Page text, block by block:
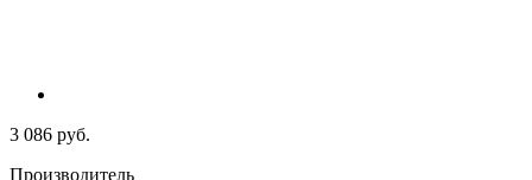
3 086 руб.
Производитель